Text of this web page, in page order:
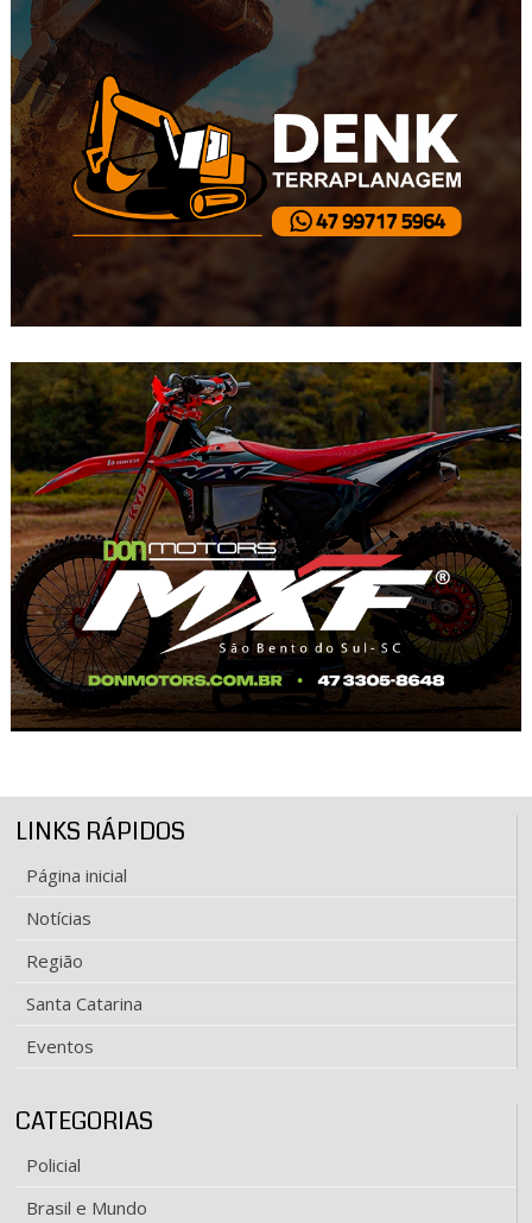
LINKS RÁPIDOS
Página inicial
Notícias
Região
Santa Catarina
Eventos
CATEGORIAS
Policial
Brasil e Mundo